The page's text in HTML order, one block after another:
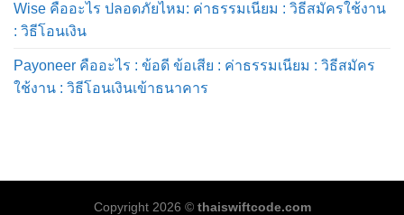
Wise คืออะไร ปลอดภัยไหม: ค่าธรรมเนียม : วิธีสมัครใช้งาน
: วิธีโอนเงิน
Payoneer คืออะไร : ข้อดี ข้อเสีย : ค่าธรรมเนียม : วิธีสมัคร
ใช้งาน : วิธีโอนเงินเข้าธนาคาร
Copyright 2026 © thaiswiftcode.com